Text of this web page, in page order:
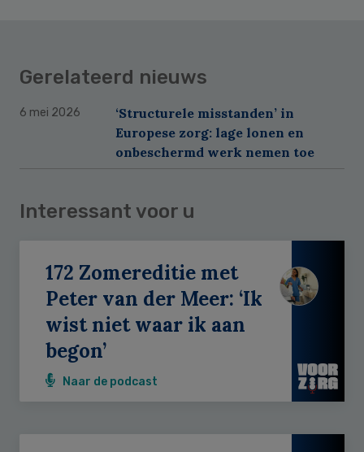
Gerelateerd nieuws
6 mei 2026
‘Structurele misstanden’ in
Europese zorg: lage lonen en
onbeschermd werk nemen toe
Interessant voor u
172 Zomereditie met
Peter van der Meer: ‘Ik
wist niet waar ik aan
begon’
Naar de podcast